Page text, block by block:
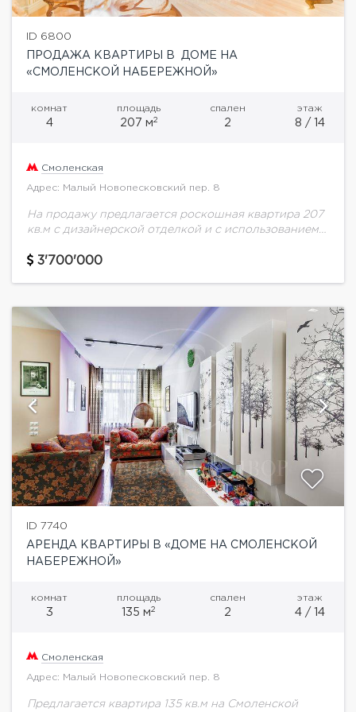
ID 6800
ПРОДАЖА КВАРТИРЫ В ДОМЕ НА
«СМОЛЕНСКОЙ НАБЕРЕЖНОЙ»
комнат
4
площадь
207 м2
спален
2
этаж
8 / 14
Смоленская
Адрес: Малый Новопесковский пер. 8
На продажу предлагается роскошная квартира 207
кв.м с дизайнерской отделкой и с использованием
Эксклюзивная мебель из Италии на заказ, рисунок
3'700'000
ID 7740
АРЕНДА КВАРТИРЫ В «ДОМЕ НА СМОЛЕНСКОЙ
НАБЕРЕЖНОЙ»
комнат
3
площадь
135 м2
спален
2
этаж
4 / 14
Смоленская
Адрес: Малый Новопесковский пер. 8
Предлагается квартира 135 кв.м на Смоленской